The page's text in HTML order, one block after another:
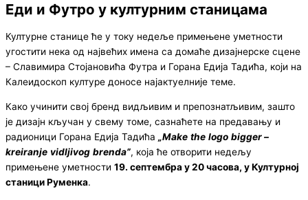
Еди и Футро у културним станицама
Културне станице ће у току недеље примењене уметности
угостити нека од највећих имена са домаће дизајнерске сцене
– Славимира Стојановића Футра и Горана Едија Тадића, који на
Калеидоскоп културе доносе најактуелније теме.
Како учинити свој бренд видљивим и препознатљивим, зашто
је дизајн кључан у свему томе, сазнаћете на предавању и
радионици Горана Едија Тадића „Make the logo bigger–
kreiranje vidljivog brenda”, која ће отворити недељу
примењене уметности 19. септембра у 20 часова, у Културној
станици Руменка.